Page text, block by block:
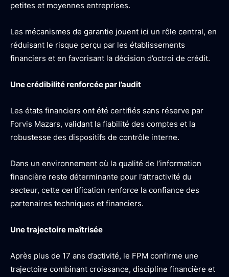
petites et moyennes entreprises.
Les mécanismes de garantie jouent ici un rôle central, en
réduisant le risque perçu par les établissements
financiers et en favorisant la décision d’octroi de crédit.
Une crédibilité renforcée par l’audit
Les états financiers ont été certifiés sans réserve par
Forvis Mazars, validant la fiabilité des comptes et la
robustesse des dispositifs de contrôle interne.
Dans un environnement où la qualité de l’information
financière reste déterminante pour l’attractivité du
secteur, cette certification renforce la confiance des
partenaires techniques et financiers.
Une trajectoire maîtrisée
Après plus de 17 ans d’activité, le FPM confirme une
trajectoire combinant croissance, discipline financière et